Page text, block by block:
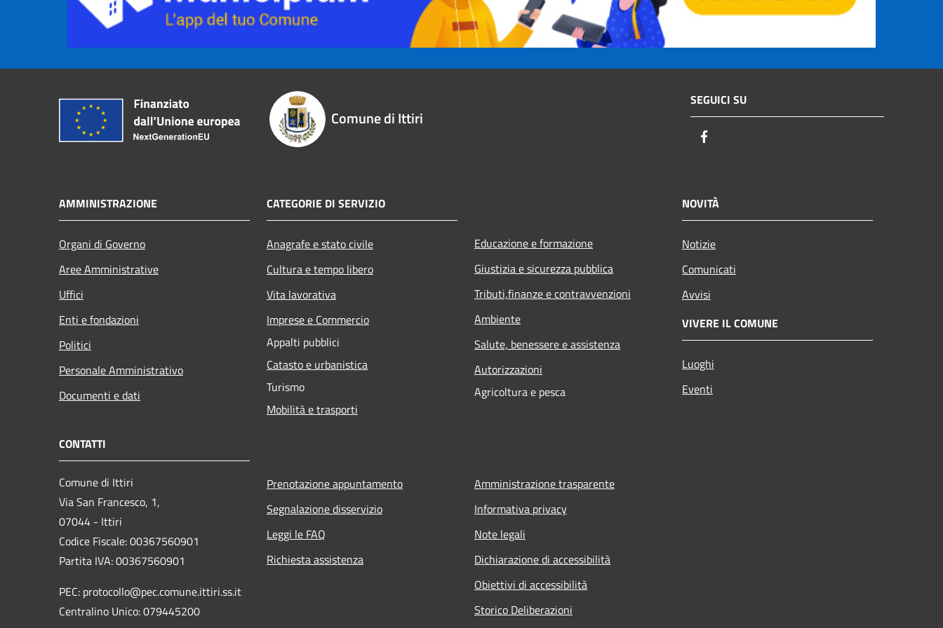
Comune di Ittiri
SEGUICI SU
AMMINISTRAZIONE
Organi di Governo
Aree Amministrative
Uffici
Enti e fondazioni
Politici
Personale Amministrativo
Documenti e dati
CATEGORIE DI SERVIZIO
Anagrafe e stato civile
Cultura e tempo libero
Vita lavorativa
Imprese e Commercio
Appalti pubblici
Catasto e urbanistica
Turismo
Mobilità e trasporti
Educazione e formazione
Giustizia e sicurezza pubblica
Tributi,finanze e contravvenzioni
Ambiente
Salute, benessere e assistenza
Autorizzazioni
Agricoltura e pesca
NOVITÀ
Notizie
Comunicati
Avvisi
VIVERE IL COMUNE
Luoghi
Eventi
CONTATTI
Comune di Ittiri
Via San Francesco, 1,
07044 - Ittiri
Codice Fiscale: 00367560901
Partita IVA: 00367560901
PEC: protocollo@pec.comune.ittiri.ss.it
Centralino Unico: 079445200
Prenotazione appuntamento
Segnalazione disservizio
Leggi le FAQ
Richiesta assistenza
Amministrazione trasparente
Informativa privacy
Note legali
Dichiarazione di accessibilità
Obiettivi di accessibilità
Storico Deliberazioni